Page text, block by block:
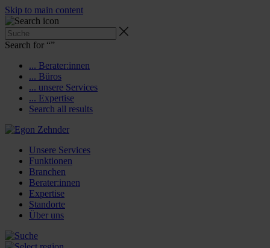
Skip to main content
Search for “”
... Berater:innen
... Büros
... unsere Services
... Expertise
Search all results
Unsere Services
Funktionen
Branchen
Berater:innen
Expertise
Standorte
Über uns